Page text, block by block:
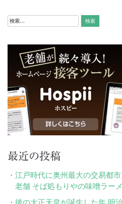
ゲ
ー
シ
ョ
ン
検
最近の投稿
江戸時代に奥州最大の交易都
老舗 そば処もりやの味噌ラー